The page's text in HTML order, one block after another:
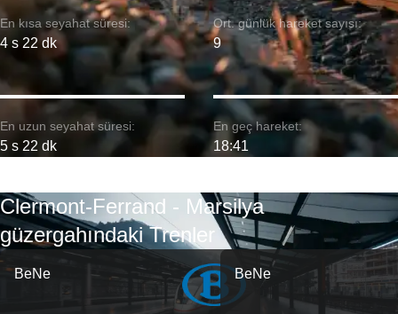
En kısa seyahat süresi:
4 s 22 dk
En uzun seyahat süresi:
5 s 22 dk
Ort. günlük hareket sayısı:
9
En geç hareket:
18:41
Clermont-Ferrand - Marsilya
güzergahındaki Trenler
BeNe BeNe